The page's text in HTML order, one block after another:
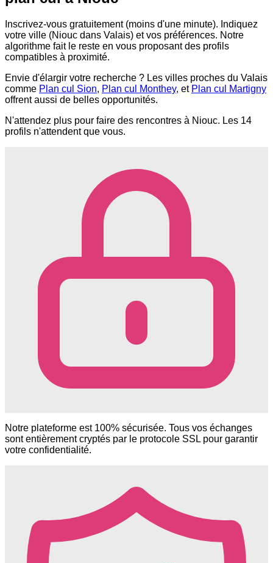
Inscrivez-vous gratuitement (moins d'une minute). Indiquez
votre ville (Niouc dans Valais) et vos préférences. Notre
algorithme fait le reste en vous proposant des profils
compatibles à proximité.
Envie d'élargir votre recherche ? Les villes proches du Valais
comme Plan cul Sion, Plan cul Monthey, et Plan cul Martigny
offrent aussi de belles opportunités.
N'attendez plus pour faire des rencontres à Niouc. Les 14
profils n'attendent que vous.
Notre plateforme est 100% sécurisée. Tous vos échanges
sont entièrement cryptés par le protocole SSL pour garantir
votre confidentialité.